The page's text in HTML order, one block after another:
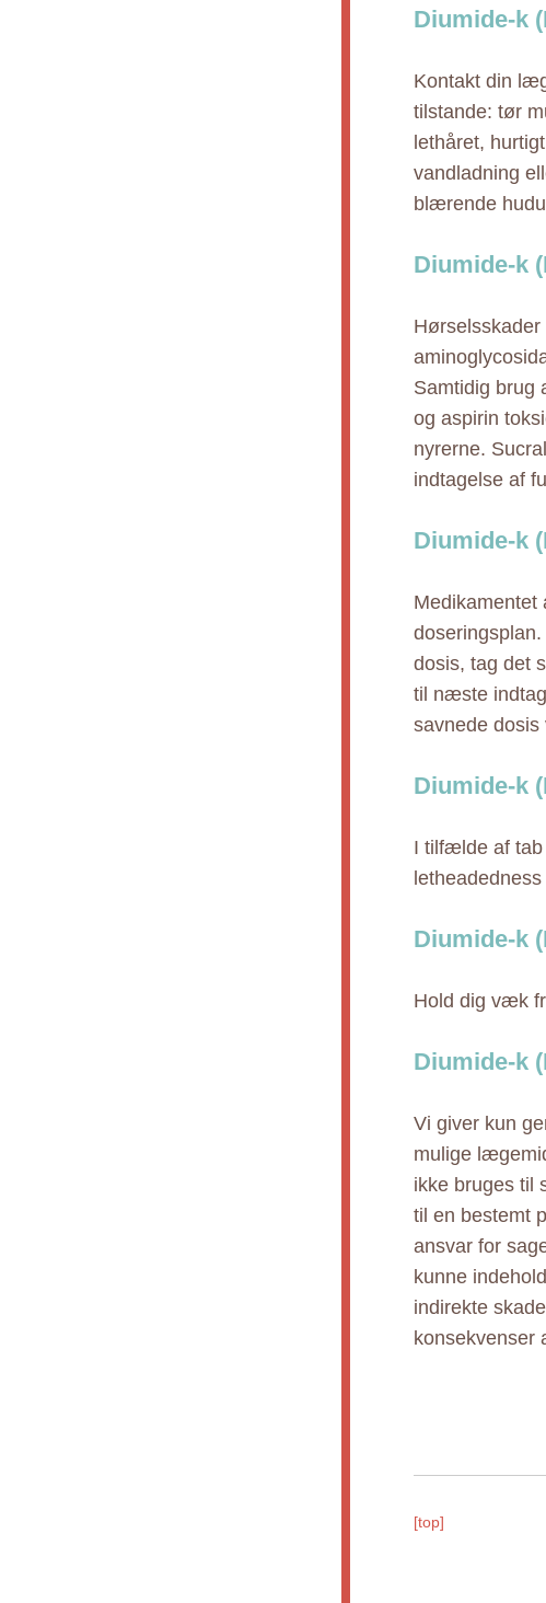
Diumide-k
Kontakt din
tilstande: tør
lethåret,
vandladning
blærende
Diumide-k
Samtidig brug
og aspirin
nyrerne.
indtagelse af
Diumide-k
Medikamentet
dosis, tag det
til næste
savnede dosis
Diumide-k
I tilfælde af tab
Diumide-k
Hold dig væk
Diumide-k
Vi giver kun
mulige
ikke bruges til
til en bestemt
ansvar for
kunne
indirekte
konsekvenser
[top]